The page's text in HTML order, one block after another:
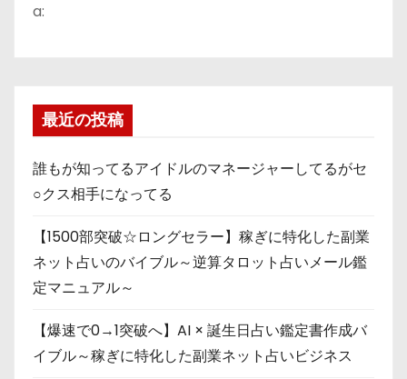
a:
最近の投稿
誰もが知ってるアイドルのマネージャーしてるがセ
○クス相手になってる
【1500部突破☆ロングセラー】稼ぎに特化した副業
ネット占いのバイブル～逆算タロット占いメール鑑
定マニュアル～
【爆速で0→1突破へ】AI × 誕生日占い鑑定書作成バ
イブル～稼ぎに特化した副業ネット占いビジネス